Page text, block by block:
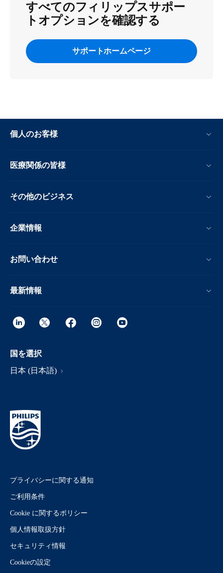
すべてのフィリップスサポー
トオプションを確認する
サポートホームページ
個人のお客様
医療関係の皆様
その他のビジネス
企業情報
お問い合わせ
最新情報
国を選択
日本 (日本語)
プライバシーに関する通知
ご利用条件
Cookie に関するポリシー
個人情報取扱方針
セキュリティ情報
Cookieの設定